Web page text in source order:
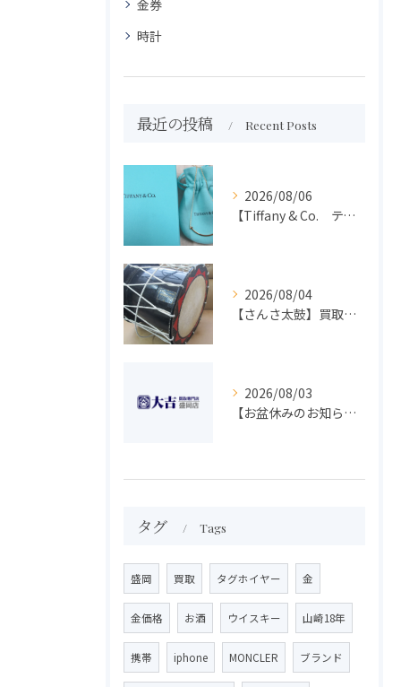
金券
時計
最近の投稿 Recent Posts
2026/08/06
【Tiffany & Co. ティファニー】買取 大吉盛岡店 アクセサリー買取しました！！
2026/08/04
【さんさ太鼓】買取 大吉盛岡店 楽器 買取します！！
2026/08/03
【お盆休みのお知らせ】買取専門 大吉 盛岡店
タグ Tags
盛岡 買取 タグホイヤー 金
金価格 お酒 ウイスキー 山崎18年
携帯 iphone MONCLER ブランド